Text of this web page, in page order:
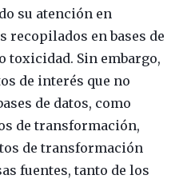
su atención en
recopilados en bases de
toxicidad. Sin embargo,
de interés que no
de datos, como
de transformación,
de transformación
fuentes, tanto de los